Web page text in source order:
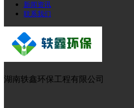
新闻资讯
联系我们
湖南轶鑫环保工程有限公司